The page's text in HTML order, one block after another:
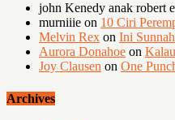
john Kenedy anak robert
murniiie on 10 Ciri
Melvin Rex on Ini
Aurora Donahoe on
Joy Clausen on One
Archives